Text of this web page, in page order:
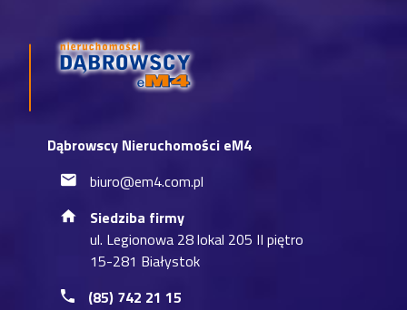
Dąbrowscy Nieruchomości eM4
biuro@em4.com.pl
Siedziba firmy
ul. Legionowa 28 lokal 205 II piętro
15-281 Białystok
(85) 742 21 15